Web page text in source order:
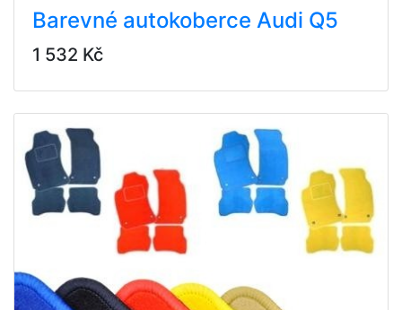
Barevné autokoberce Audi Q5
1 532 Kč